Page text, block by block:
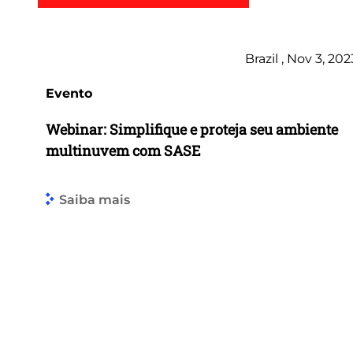
Brazil , Nov 3,
Evento
Webinar: Simplifique e proteja seu ambiente
multinuvem com SASE
Saiba mais